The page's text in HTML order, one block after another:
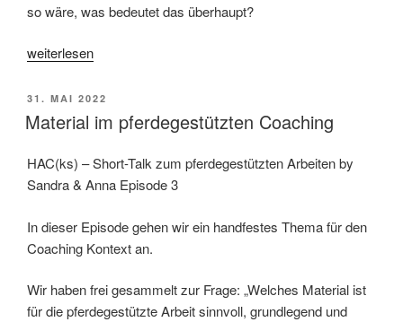
so wäre, was bedeutet das überhaupt?
„Wieviel
braucht
es
Pferdegestützten
Coaching?“
weiterlesen
VERÖFFENTLICHT
AM
31. MAI 2022
Material im pferdegestützten Coaching
HAC(ks) – Short-Talk zum pferdegestützten Arbeiten by
Sandra & Anna Episode 3
In dieser Episode gehen wir ein handfestes Thema für den
Coaching Kontext an.
Wir haben frei gesammelt zur Frage: „Welches Material ist
für die pferdegestützte Arbeit sinnvoll, grundlegend und